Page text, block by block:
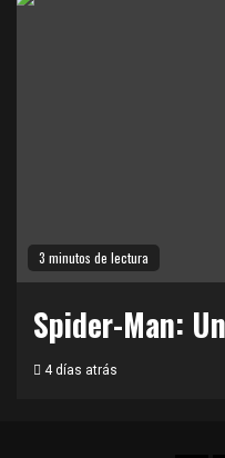
3 minutos de lectura
Spider-Man:
4 días atrás